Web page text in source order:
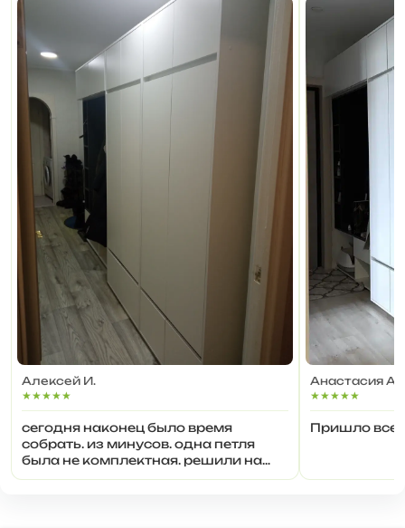
Алексей И.
★★★★★
сегодня наконец было время
собрать. из минусов. одна петля
была не комплектная. решили на
вешалке сделать полки с другой
Анастасия А.
★★★★★
Пришло все